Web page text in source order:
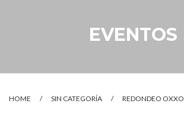
¿QUIÉNES SOMOS?EVENTOS
HOME / SIN CATEGORÍA / REDONDEO OXXO